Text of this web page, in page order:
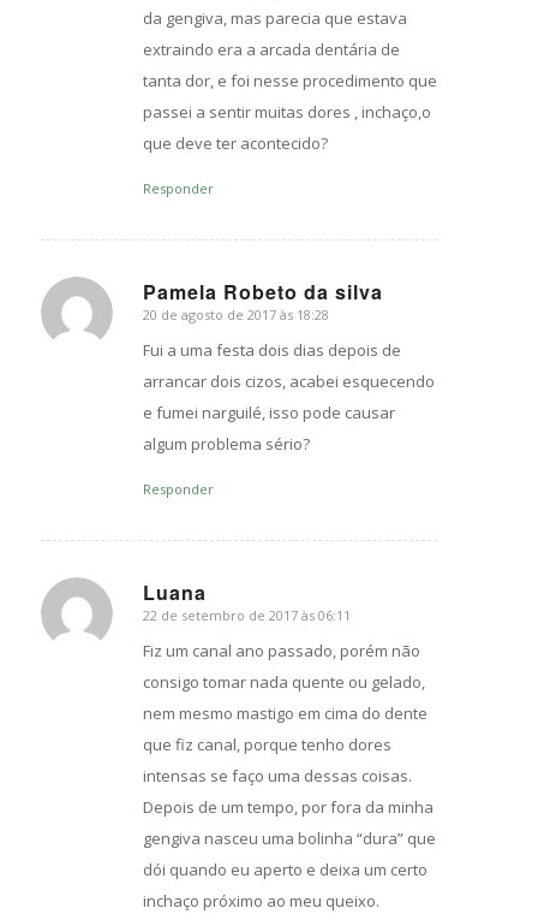
da gengiva, mas parecia que estava
extraindo era a arcada dentária de
tanta dor, e foi nesse procedimento que
passei a sentir muitas dores , inchaço,o
que deve ter acontecido?
Responder
Pamela Robeto da silva
s
20 de agosto de 2017 às 18:28
Fui a uma festa dois dias depois de
arrancar dois cizos, acabei esquecendo
e fumei narguilé, isso pode causar
algum problema sério?
Responder
Luana
s
22 de setembro de 2017 às 06:11
Fiz um canal ano passado, porém não
consigo tomar nada quente ou gelado,
nem mesmo mastigo em cima do dente
que fiz canal, porque tenho dores
intensas se faço uma dessas coisas.
Depois de um tempo, por fora da minha
gengiva nasceu uma bolinha “dura” que
dói quando eu aperto e deixa um certo
inchaço próximo ao meu queixo.